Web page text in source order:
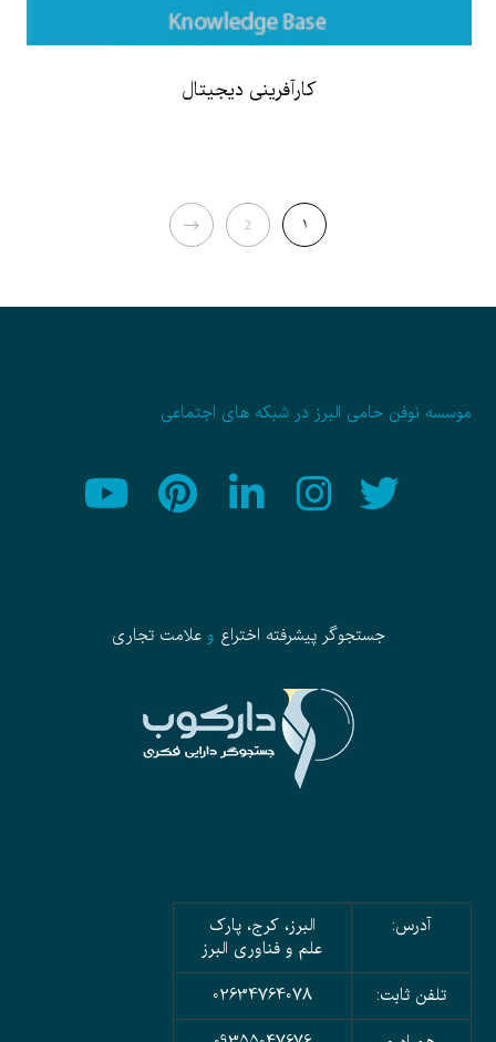
کارآفرینی دیجیتال
1
2
NEXT
موسسه نوفن حامی البرز در شبکه های اجتماعی
جستجوگر پیشرفته اختراع وعلامت تجاری
آدرس:
البرز، کرج، پارک
علم و فناوری البرز
تلفن ثابت:
02634764078